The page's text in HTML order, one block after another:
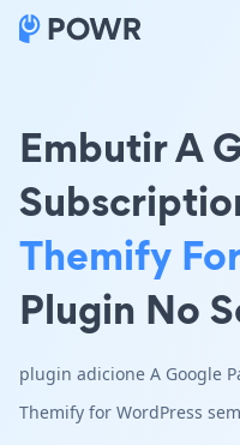
Embutir A
Themify
Plugin No
plugin adicione A Google
Themify for WordPress